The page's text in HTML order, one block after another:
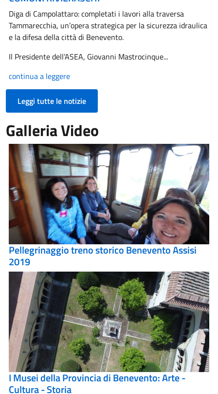
Diga di Campolattaro: completati i lavori alla traversa
Tammarecchia, un’opera strategica per la sicurezza idraulica
e la difesa della città di Benevento.
Il Presidente dell’ASEA, Giovanni Mastrocinque...
continua a leggere
Leggi tutte le notizie
Galleria Video
Pellegrinaggio treno storico Benevento Assisi
2019
I Musei della Provincia di Benevento: Arte -
Cultura - Storia